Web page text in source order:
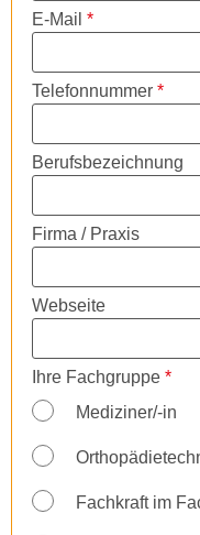
E-Mail *
Telefonnummer *
Berufsbezeichnung
Firma / Praxis
Webseite
Ihre Fachgruppe *
Mediziner/-in
Fachkraft im